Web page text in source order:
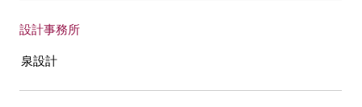
設計事務所
泉設計